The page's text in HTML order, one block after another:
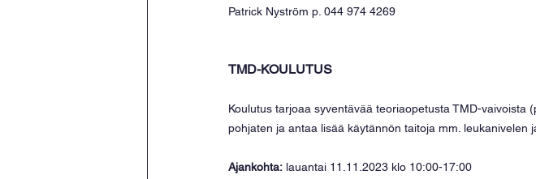
Patrick Nyström p. 044 974 4269
TMD-KOULUTUS
Koulutus tarjoaa syventävää teoriaopetusta TMD-
pohjaten ja antaa lisää käytännön taitoja mm.
Ajankohta: lauantai 11.11.2023 klo 10:00-17:00